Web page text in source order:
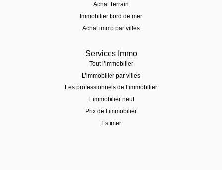
Achat Terrain
Immobilier bord de mer
Achat immo par villes
Services Immo
Tout l’immobilier
L’immobilier par villes
Les professionnels de l’immobilier
L’immobilier neuf
Prix de l’immobilier
Estimer